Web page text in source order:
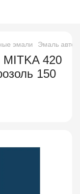
эмали Эмаль
420
150